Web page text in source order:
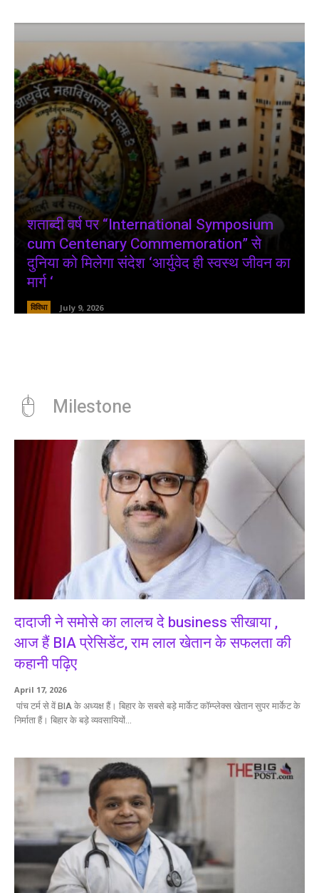
शताब्दी वर्ष पर “International Symposium
cum Centenary Commemoration” से
दुनिया को मिलेगा संदेश ‘आर्युवेद ही स्वस्थ जीवन का
मार्ग ‘
विविधा July 9, 2026
Milestone
दादाजी ने समोसे का लालच दे business सीखाया ,
आज हैं BIA प्रेसिडेंट, राम लाल खेतान के सफलता की
कहानी पढ़िए
April 17, 2026
पांच टर्म से वें BIA के अध्यक्ष हैं। बिहार के सबसे बड़े मार्केट कॉम्प्लेक्स खेतान सुपर मार्केट के
निर्माता हैं। बिहार के बड़े व्यवसायियों...